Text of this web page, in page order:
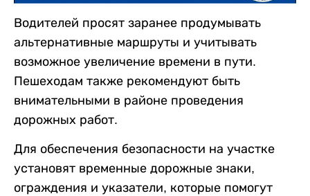
Водителей просят заранее продумывать
альтернативные маршруты и учитывать
возможное увеличение времени в пути.
Пешеходам также рекомендуют быть
внимательными в районе проведения
дорожных работ.
Для обеспечения безопасности на участке
установят временные дорожные знаки,
ограждения и указатели, которые помогут